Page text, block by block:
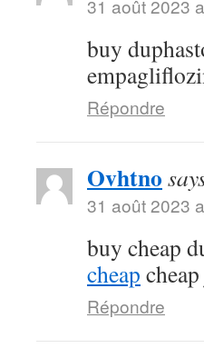
31 août 2023
buy
Répondre
Ovhtno
31 août 2023
buy cheap
cheap
Répondre